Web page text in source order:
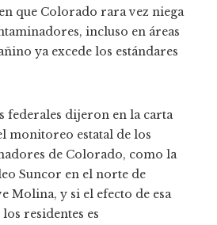
que Colorado rara vez niega
incluso en áreas
ya excede los estándares
federales dijeron en la carta
monitoreo estatal de los
de Colorado, como la
Suncor en el norte de
Molina, y si el efecto de esa
residentes es